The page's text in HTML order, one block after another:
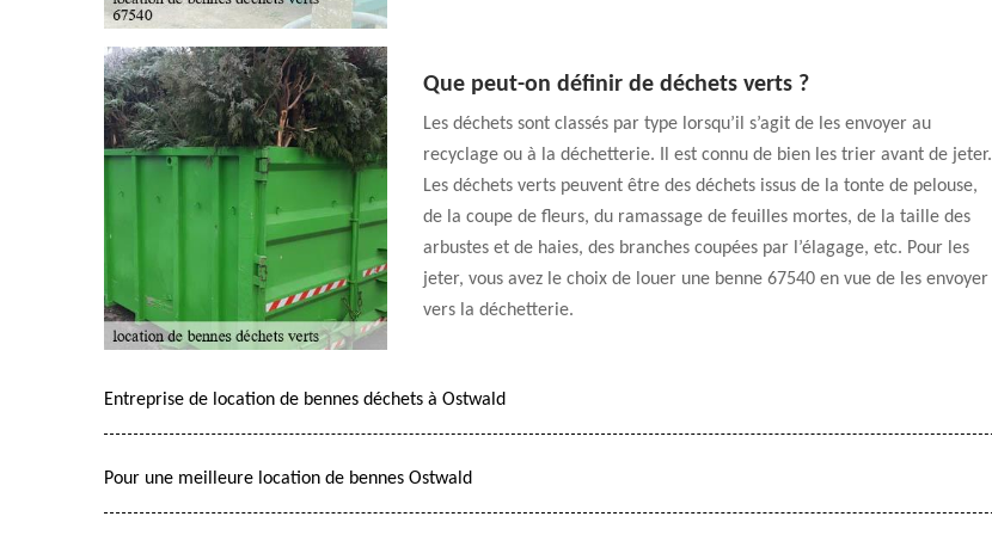
Que peut-on définir de déchets verts ?
Les déchets sont classés par type lorsqu’il s’agit de les envoyer au
recyclage ou à la déchetterie. Il est connu de bien les trier avant de jeter.
Les déchets verts peuvent être des déchets issus de la tonte de pelouse,
de la coupe de fleurs, du ramassage de feuilles mortes, de la taille des
arbustes et de haies, des branches coupées par l’élagage, etc. Pour les
jeter, vous avez le choix de louer une benne 67540 en vue de les envoyer
vers la déchetterie.
Entreprise de location de bennes déchets à Ostwald
Pour une meilleure location de bennes Ostwald